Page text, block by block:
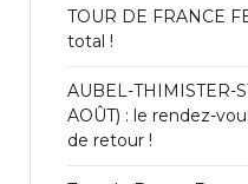
TOUR DE FRANCE
total !
AUBEL-THIMISTER-
AOÛT) : le rendez-
de retour !